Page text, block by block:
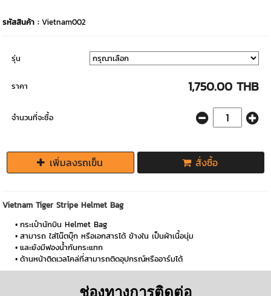
รหัสสินค้า :Vietnam002
รุ่น
ราคา 1,750.00 THB
จำนวนที่จะซื้อ
เพิ่มลงรถเข็น สั่งซื้อ
Vietnam Tiger Stripe Helmet Bag
กระเป๋านักบิน Helmet Bag
สามารถ ใส่โน๊ตบุ๊ก หรือเอกสารได้ ข้างใน เป็นผ้าเนื้อนุ่ม
และยังมีฟองน้ำกันกระแทก
ด้านหน้าติดเวลโคล่ที่สามารถติดอุปกรณ์หรืออาร์มได้
ช่องทางการติดต่อ